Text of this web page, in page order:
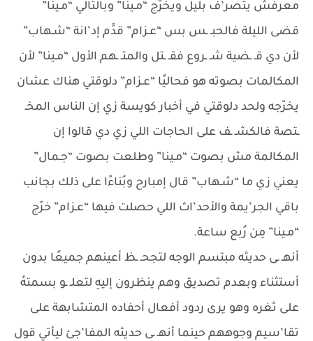
معرفش يتصر’ف بليل ويخرّج “مـينا” وبالتالي “مـينا”
قضى الليلة فالحبـ ـس بس “عـزام” قدِّم إد’انة “شـهاب”
لأن دي قـ ـضية شـ ـروع فقـ ـتل والمتـ ـهم الأول “مـينا” لأن
المكالمات بصوته هو فحاليًا “عـزام” دلوقتي هناك عشان
يخرّجه ولحد دلوقتي في أخبار كويسة زي إن الناس المخـ
ـتصة فالكشـ ـف على الحاجات اللي زي دي قالوا إن
المكالمة مش بصوت “مـينا” وطلعت بصوت “جـمال”
يعني زي ما “شـهاب” قال إمبارح وبُناءًا على ذلك بجانب
باقي الجر’يمة والأحد’اث اللي حصلت فيها “عـزام” خرّج
“مـينا” مِن رُبع ساعة.
أنهـ ـى حديثه مبتسم الوجه لتجحـ ـظ أعينهم جميعًا بدون
أستثناء وبعدم تصديق وهم ينظرون إليهِ لتعلـ ـو بسمتهُ
على ثغره وهو يرى ردود أفعال أحفاده المتشابهة على
تقا’سيم وجوههم حينما أنهـ ـى حديثه المفا’جئ ليأتي قول